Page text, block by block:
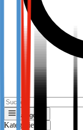
Kategorien
Kategorien